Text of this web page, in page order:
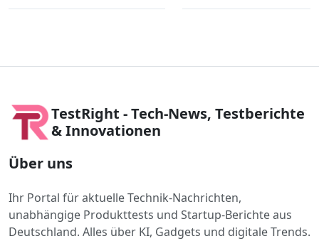
TestRight - Tech-News, Testberichte
& Innovationen
Über uns
Ihr Portal für aktuelle Technik-Nachrichten,
unabhängige Produkttests und Startup-Berichte aus
Deutschland. Alles über KI, Gadgets und digitale Trends.